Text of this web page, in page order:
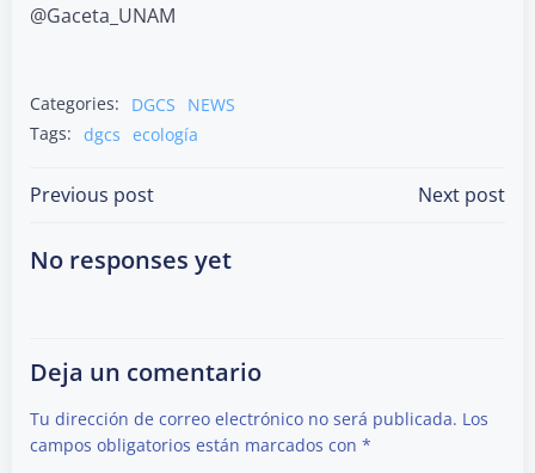
@Gaceta_UNAM
Categories: DGCS
NEWS
Tags: dgcs ecología
Post
navigation
Previous post Next post
No responses yet
Deja un comentario
Tu dirección de correo electrónico no será publicada. Los
campos obligatorios están marcados con *